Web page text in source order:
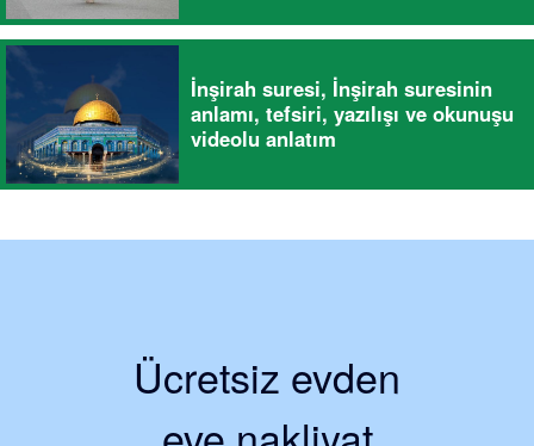
İnşirah suresi, İnşirah suresinin
anlamı, tefsiri, yazılışı ve okunuşu
videolu anlatım
Ücretsiz evden